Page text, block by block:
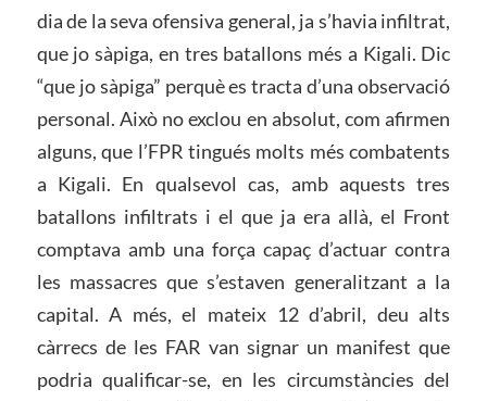
dia de la seva ofensiva general, ja s’havia infiltrat,
que jo sàpiga, en tres batallons més a Kigali. Dic
“que jo sàpiga” perquè es tracta d’una observació
personal. Això no exclou en absolut, com afirmen
alguns, que l’FPR tingués molts més combatents
a Kigali. En qualsevol cas, amb aquests tres
batallons infiltrats i el que ja era allà, el Front
comptava amb una força capaç d’actuar contra
les massacres que s’estaven generalitzant a la
capital. A més, el mateix 12 d’abril, deu alts
càrrecs de les FAR van signar un manifest que
podria qualificar-se, en les circumstàncies del